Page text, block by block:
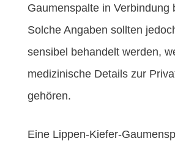
Gaumenspalte in Verbindung
Solche Angaben sollten
sensibel behandelt werden,
medizinische Details zur
gehören.
Eine Lippen-Kiefer-